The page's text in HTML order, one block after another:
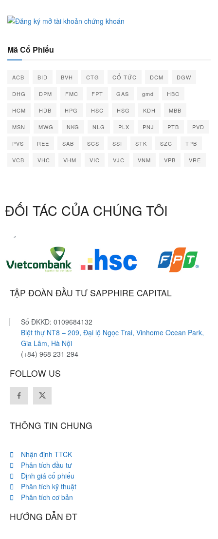
Mã Cổ Phiếu
ACB BID BVH CTG CỔ TỨC DCM DGW
DHG DPM FMC FPT GAS gmd HBC
HCM HDB HPG HSC HSG KDH MBB
MSN MWG NKG NLG PLX PNJ PTB PVD
PVS REE SAB SCS SSI STK SZC TPB
VCB VHC VHM VIC VJC VNM VPB VRE
ĐỐI TÁC CỦA CHÚNG TÔI
TẬP ĐOÀN ĐẦU TƯ SAPPHIRE CAPITAL
Số ĐKKD: 0109684132
Biệt thự NT8 – 209, Đại lộ Ngọc Trai, Vinhome Ocean Park,
Gia Lâm, Hà Nội
(+84) 968 231 294
FOLLOW US
THÔNG TIN CHUNG
Nhận định TTCK
Phân tích đầu tư
Định giá cổ phiếu
Phân tích kỹ thuật
Phân tích cơ bản
HƯỚNG DẪN ĐT